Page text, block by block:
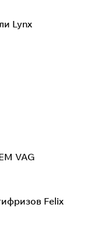
Lynx
VAG
Felix